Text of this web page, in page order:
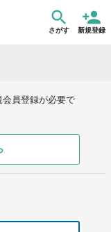
さがす 新規登録
員登録が必要で